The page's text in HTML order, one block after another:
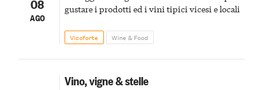
08
AGO
gustare i prodotti ed i vini tipici vicesi e locali
Vicoforte Wine & Food
Vino, vigne & stelle